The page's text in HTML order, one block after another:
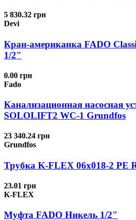
5 830.32 грн
Devi
Кран-американка FADO
1/2"
0.00 грн
Fado
Канализационная насосная
SOLOLIFT2 WC-1 Grundfos
23 340.24 грн
Grundfos
Трубка K-FLEX 06x018-2 РЕ
23.01 грн
K-FLEX
Муфта FADO Никель 1/2"